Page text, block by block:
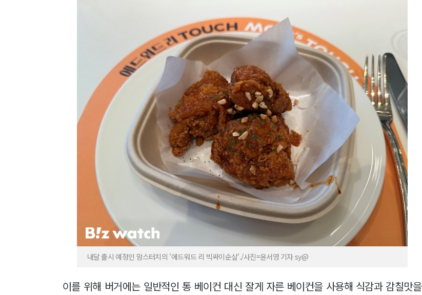
내달 출시 예정인 맘스터치의 '에드워드 리 빅싸이순살'./사진=윤서영 기자 sy@
이를 위해 버거에는 일반적인 통 베이컨 대신 잘게 자른 베이컨을 사용해 식감과 감칠맛을